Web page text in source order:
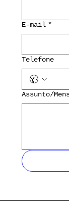
E-mail *
Telefone
Assunto/